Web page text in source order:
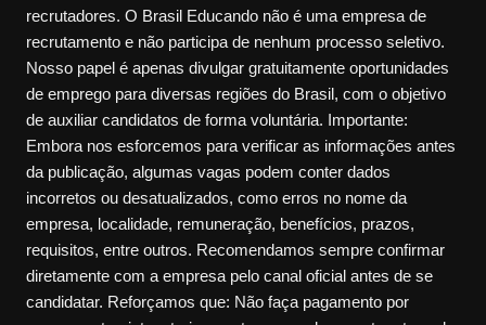
recrutadores. O Brasil Educando não é uma empresa de
recrutamento e não participa de nenhum processo seletivo.
Nosso papel é apenas divulgar gratuitamente oportunidades
de emprego para diversas regiões do Brasil, com o objetivo
de auxiliar candidatos de forma voluntária. Importante:
Embora nos esforcemos para verificar as informações antes
da publicação, algumas vagas podem conter dados
incorretos ou desatualizados, como erros no nome da
empresa, localidade, remuneração, benefícios, prazos,
requisitos, entre outros. Recomendamos sempre confirmar
diretamente com a empresa pelo canal oficial antes de se
candidatar. Reforçamos que: Não faça pagamento por